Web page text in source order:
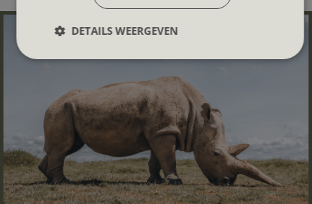
DETAILS WEERGEVEN